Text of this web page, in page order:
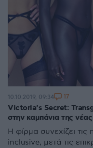
Victoria’s Secret:
στην καμπάνια της
Η φίρμα συνεχίζει τις
inclusive, μετά τις
10.10.2019, 09:34 17